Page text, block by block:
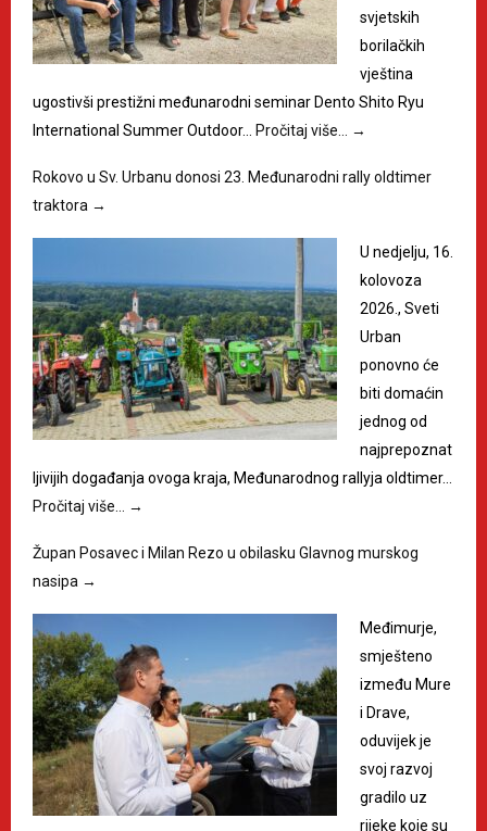
svjetskih
borilačkih
vještina
ugostivši prestižni međunarodni seminar Dento Shito Ryu
International Summer Outdoor…
Pročitaj više… →
Rokovo u Sv. Urbanu donosi 23. Međunarodni rally oldtimer
traktora →
U nedjelju, 16.
kolovoza
2026., Sveti
Urban
ponovno će
biti domaćin
jednog od
najprepoznat
ljivijih događanja ovoga kraja, Međunarodnog rallyja oldtimer…
Pročitaj više…
→
Župan Posavec i Milan Rezo u obilasku Glavnog murskog
nasipa →
Međimurje,
smješteno
između Mure
i Drave,
oduvijek je
svoj razvoj
gradilo uz
rijeke koje su